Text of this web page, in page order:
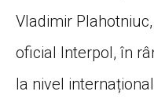
Vladimir
oficial Interpol, în
la nivel